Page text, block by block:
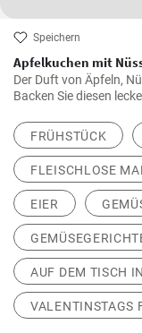
Speichern
Apfelkuchen mit
Der Duft von Äpfeln,
Backen Sie diesen
FRÜHSTÜCK
FLEISCHLOSE
EIER
AUF DEM TISCH
VALENTINSTAGS